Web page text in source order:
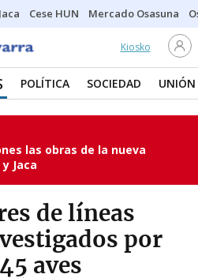
Cese HUN Mercado Osasuna
Kiosko
POLÍTICA SOCIEDAD UNIÓN
las obras de la nueva
Jaca
de líneas
por
aves